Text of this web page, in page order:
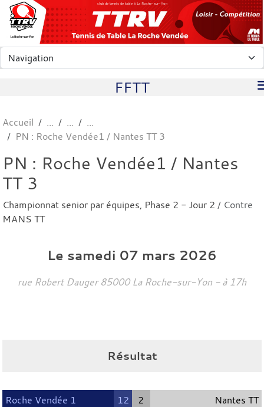
club de tennis de table à La Roche-sur-Yon
FFTT
Accueil
PN : Roche Vendée1 / Nantes TT 3
PN : Roche Vendée1 / Nantes
TT 3
Championnat senior par équipes, Phase 2 - Jour 2 / Contre
MANS TT
Le samedi 07 mars 2026
rue Robert Dauger 85000 La Roche-sur-Yon - à 17h
Résultat
Roche Vendée 1 12 2 Nantes TT
Panneau de gestion des cookies